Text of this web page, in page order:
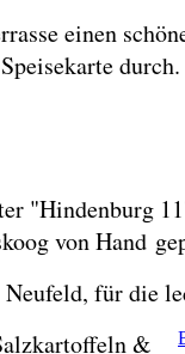
einen
durch.
"Hindenburg
von Hand
für die
&